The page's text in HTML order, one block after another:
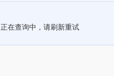
正在查询中，请刷新重试